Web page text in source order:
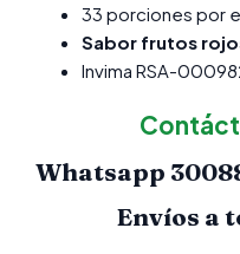
33 porciones por
Sabor frutos
Invima RSA-
Whatsapp
Envíos a